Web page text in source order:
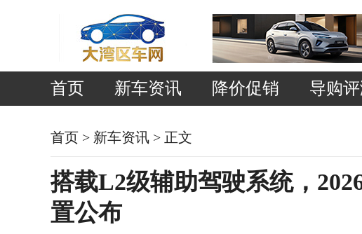
首页 新车资讯 降价促销 导购评
首页 > 新车资讯 > 正文
搭载L2级辅助驾驶系统，
置公布